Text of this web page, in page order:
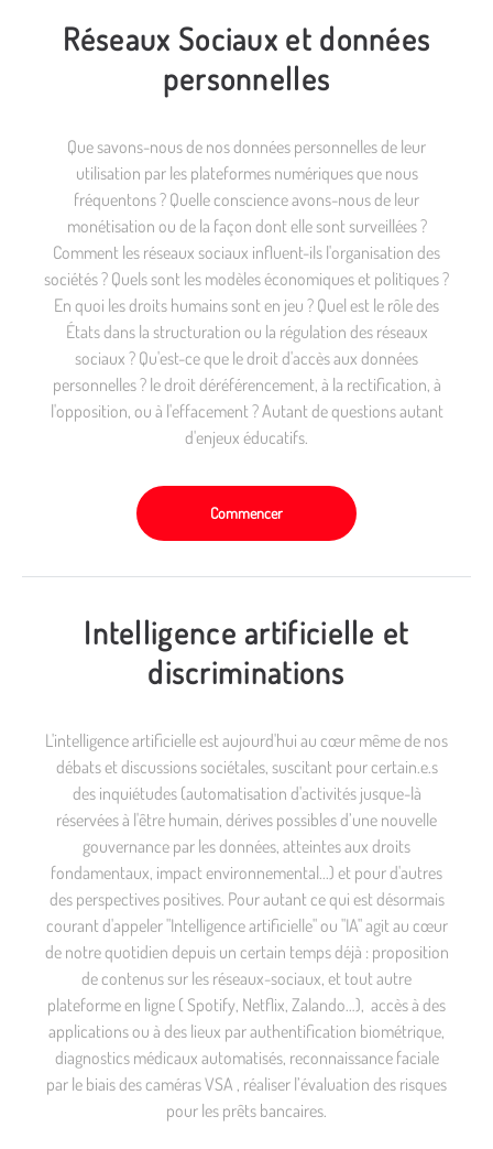
Réseaux Sociaux et données
personnelles
Que savons-nous de nos données personnelles de leur
utilisation par les plateformes numériques que nous
fréquentons ? Quelle conscience avons-nous de leur
monétisation ou de la façon dont elle sont surveillées ?
Comment les réseaux sociaux influent-ils l'organisation des
sociétés ? Quels sont les modèles économiques et politiques ?
En quoi les droits humains sont en jeu ? Quel est le rôle des
États dans la structuration ou la régulation des réseaux
sociaux ? Qu'est-ce que le droit d'accès aux données
personnelles ? le droit déréférencement, à la rectification, à
l'opposition, ou à l'effacement ? Autant de questions autant
d'enjeux éducatifs.
Commencer
Intelligence artificielle et
discriminations
L'intelligence artificielle est aujourd'hui au cœur même de nos
débats et discussions sociétales, suscitant pour certain.e.s
des inquiétudes (automatisation d'activités jusque-là
réservées à l'être humain, dérives possibles d’une nouvelle
gouvernance par les données, atteintes aux droits
fondamentaux, impact environnemental...) et pour d'autres
des perspectives positives. Pour autant ce qui est désormais
courant d'appeler "Intelligence artificielle" ou "IA" agit au cœur
de notre quotidien depuis un certain temps déjà : proposition
de contenus sur les réseaux-sociaux, et tout autre
plateforme en ligne ( Spotify, Netflix, Zalando…), accès à des
applications ou à des lieux par authentification biométrique,
diagnostics médicaux automatisés, reconnaissance faciale
par le biais des caméras VSA , réaliser l’évaluation des risques
pour les prêts bancaires.